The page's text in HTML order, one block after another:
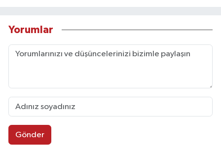
Yorumlar
Gönder